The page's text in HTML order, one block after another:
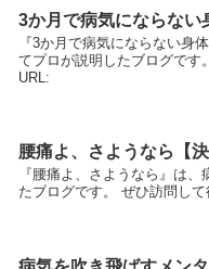
3か月で病気にならない
『3か月で病気にならない身
てプロが説明したブログです
URL:
腰痛よ、さようなら【決
『腰痛よ、さようなら』は
たブログです。 ぜひ訪問し